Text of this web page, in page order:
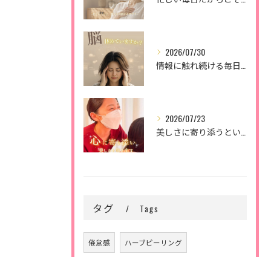
2026/07/30
2026/07/23
タグ Tags
倦怠感 ハーブピーリング